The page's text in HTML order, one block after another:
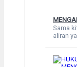
Sama
aliran